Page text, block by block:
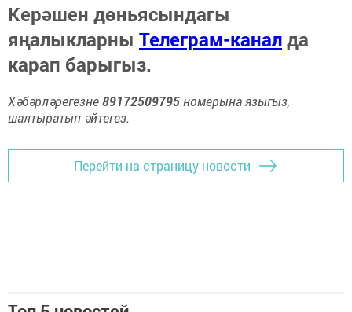
Керәшен дөньясындагы
яңалыкларны Телеграм-каналда
карап барыгыз.
Хәбәрләрегезне89172509795номерына языгыз,
шалтыратып әйтегез.
Перейти на страницу новости